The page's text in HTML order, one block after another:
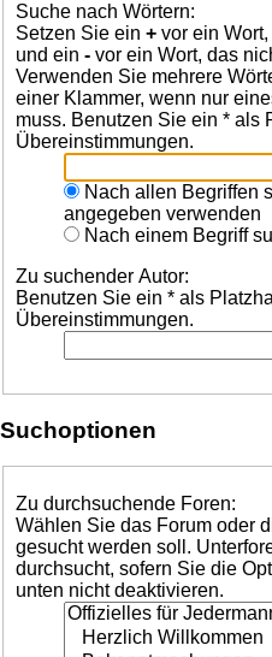
Suche nach Wörtern:
Setzen Sie ein + vor ein
und ein - vor ein Wort, das
Verwenden Sie mehrere
einer Klammer, wenn nur
muss. Benutzen Sie ein * als
Übereinstimmungen.
Nach allen Begriffen
angegeben verwenden
Nach einem Begriff
Zu suchender Autor:
Benutzen Sie ein * als
Übereinstimmungen.
Suchoptionen
Zu durchsuchende Foren:
Wählen Sie das Forum oder
gesucht werden soll.
durchsucht, sofern Sie die
unten nicht deaktivieren.